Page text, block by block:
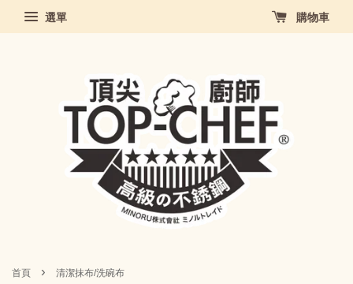
選單 購物車
首頁 › 清潔抹布/洗碗布